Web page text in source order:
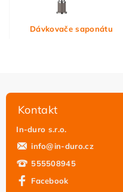
Dávkovače saponátu
Kontakt
In-duro s.r.o.
info@in-duro.cz
555508945
Facebook